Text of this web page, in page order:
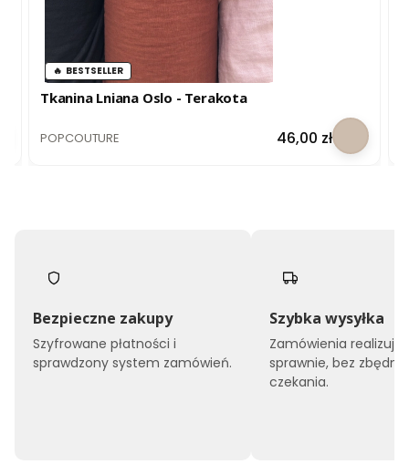
BESTSELLER
Tkanina Lniana Oslo - Terakota
PRODUCENT
POPCOUTURE Cena
46,00 zł
Bezpieczne zakupy
Szyfrowane płatności i
sprawdzony system zamówień.
Szybka wysyłka
Zamówienia
sprawnie, bez
czekania.